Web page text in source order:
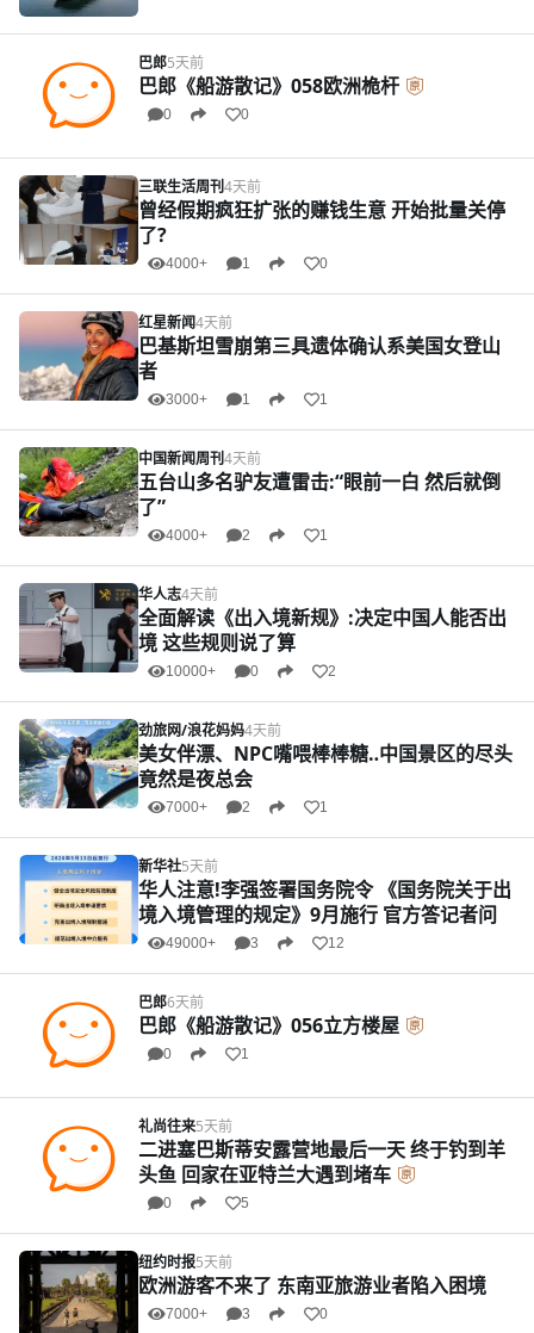
巴郎5天前
巴郎《船游散记》058欧洲桅杆
0 0
三联生活周刊4天前
曾经假期疯狂扩张的赚钱生意 开始批量关停
了?
4000+ 1 0
红星新闻4天前
巴基斯坦雪崩第三具遗体确认系美国女登山
者
3000+ 1 1
中国新闻周刊4天前
五台山多名驴友遭雷击:“眼前一白 然后就倒
了”
4000+ 2 1
华人志4天前
全面解读《出入境新规》:决定中国人能否出
境 这些规则说了算
10000+ 0 2
劲旅网/浪花妈妈4天前
美女伴漂、NPC嘴喂棒棒糖‥中国景区的尽头
竟然是夜总会
7000+ 2 1
新华社5天前
华人注意!李强签署国务院令 《国务院关于出
境入境管理的规定》9月施行 官方答记者问
49000+ 3 12
巴郎6天前
巴郎《船游散记》056立方楼屋
0 1
礼尚往来5天前
二进塞巴斯蒂安露营地最后一天 终于钓到羊
头鱼 回家在亚特兰大遇到堵车
0 5
纽约时报5天前
欧洲游客不来了 东南亚旅游业者陷入困境
7000+ 3 0